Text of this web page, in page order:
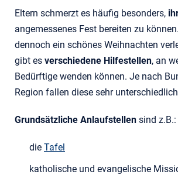
Eltern schmerzt es häufig besonders,
angemessenes Fest bereiten zu
dennoch ein schönes Weihnachten
gibt es verschiedene Hilfestellen, an
Bedürftige wenden können. Je nach
Region fallen diese sehr
Grundsätzliche Anlaufstellen sind z.B.:
die Tafel
katholische und evangelische